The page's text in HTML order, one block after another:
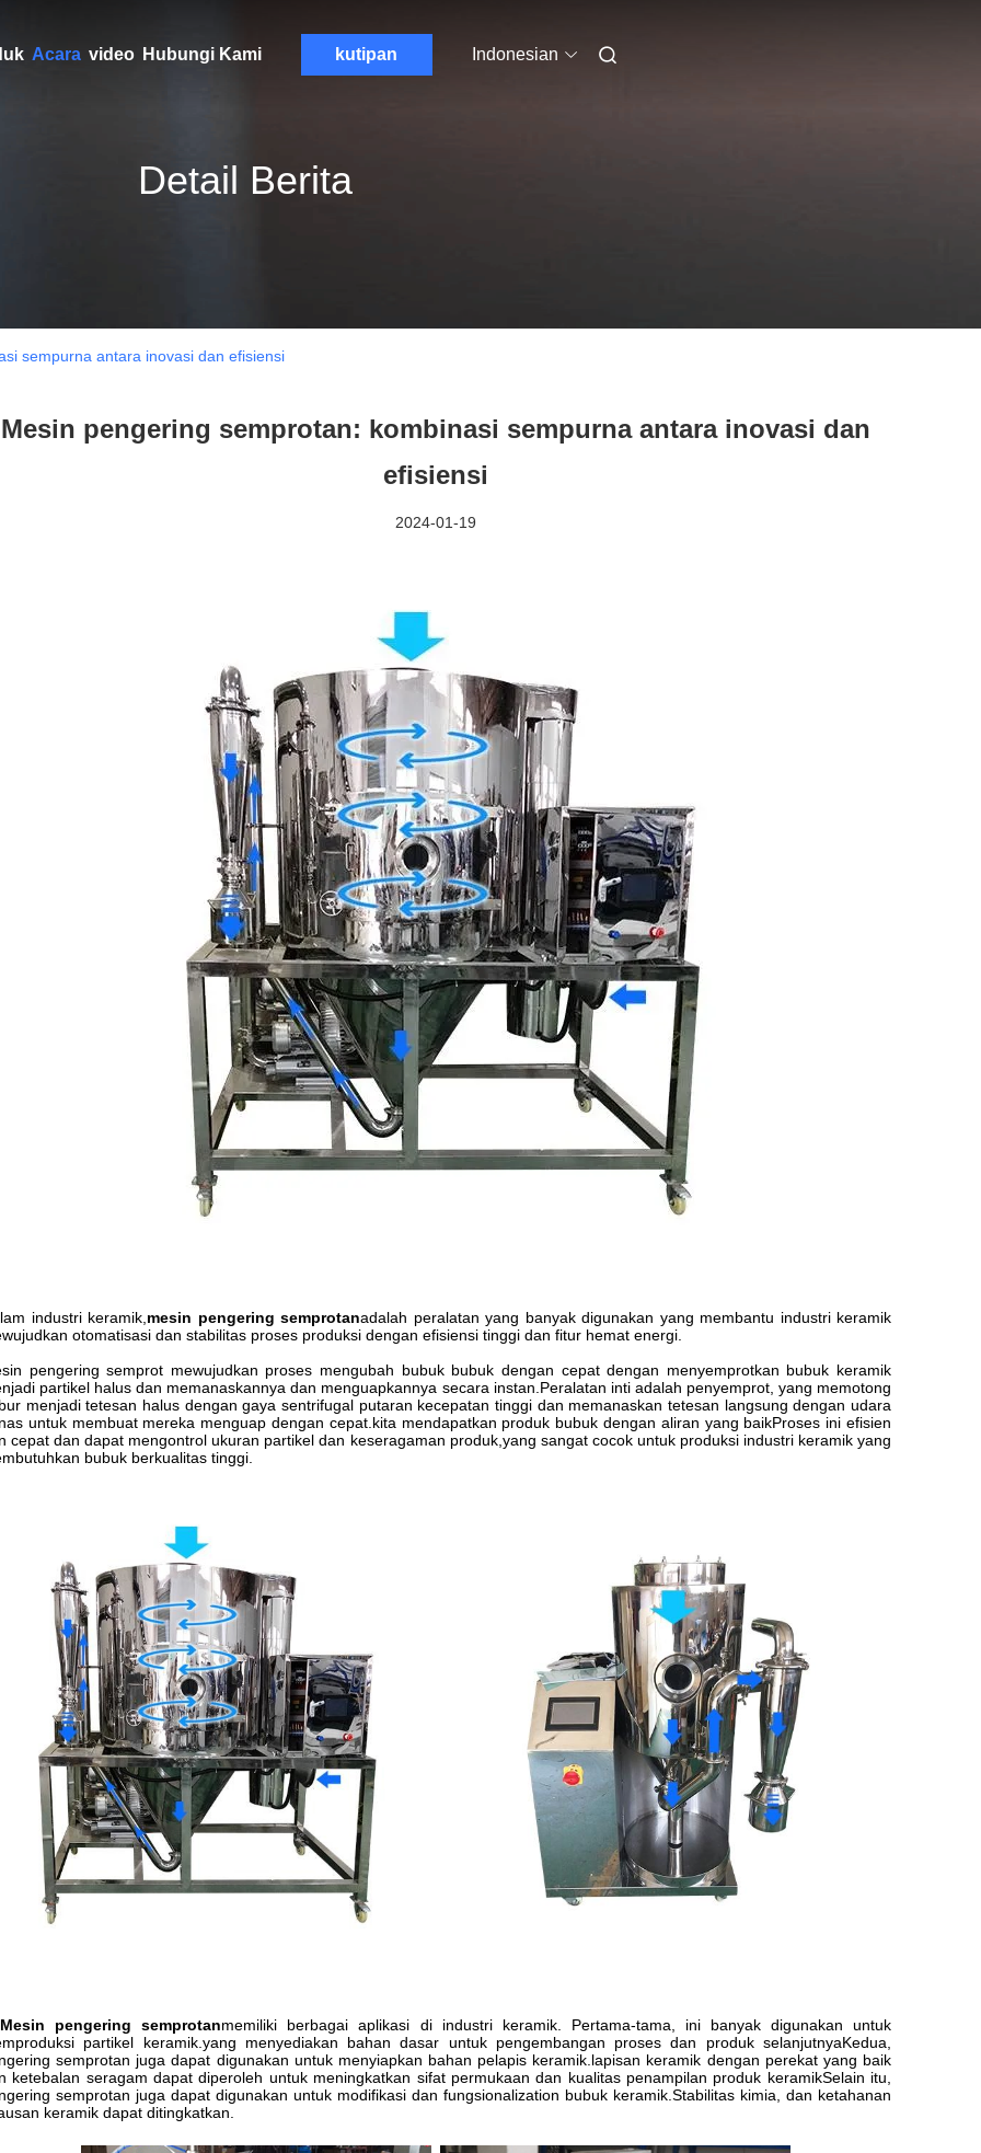
Acara video Hubungi Kami kutipan Indonesian
Detail Berita
sempurna antara inovasi dan efisiensi
Mesin pengering semprotan: kombinasi sempurna antara inovasi dan
efisiensi
2024-01-19
industri keramik, mesin pengering semprotanadalah peralatan yang banyak digunakan yang membantu industri keramik
otomatisasi dan stabilitas proses produksi dengan efisiensi tinggi dan fitur hemat energi.
pengering semprot mewujudkan proses mengubah bubuk bubuk dengan cepat dengan menyemprotkan bubuk keramik
partikel halus dan memanaskannya dan menguapkannya secara instan.Peralatan inti adalah penyemprot, yang memotong
menjadi tetesan halus dengan gaya sentrifugal putaran kecepatan tinggi dan memanaskan tetesan langsung dengan udara
untuk membuat mereka menguap dengan cepat.kita mendapatkan produk bubuk dengan aliran yang baikProses ini efisien
cepat dan dapat mengontrol ukuran partikel dan keseragaman produk,yang sangat cocok untuk produksi industri keramik yang
bubuk berkualitas tinggi.
Mesin pengering semprotanmemiliki berbagai aplikasi di industri keramik. Pertama-tama, ini banyak digunakan untuk
partikel keramik.yang menyediakan bahan dasar untuk pengembangan proses dan produk selanjutnyaKedua,
semprotan juga dapat digunakan untuk menyiapkan bahan pelapis keramik.lapisan keramik dengan perekat yang baik
ketebalan seragam dapat diperoleh untuk meningkatkan sifat permukaan dan kualitas penampilan produk keramikSelain itu,
semprotan juga dapat digunakan untuk modifikasi dan fungsionalization bubuk keramik.Stabilitas kimia, dan ketahanan
keramik dapat ditingkatkan.